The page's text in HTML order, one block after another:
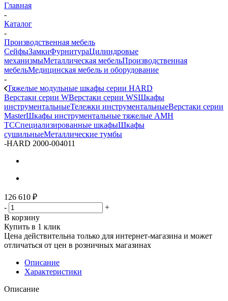
Главная
-
Каталог
-
Производственная мебель
СейфыЗамкиФурнитураЦилиндровые
механизмыМеталлическая мебельПроизводственная
мебельМедицинская мебель и оборудование
-
Тяжелые модульные шкафы серии HARD
Верстаки серии WВерстаки серии WSШкафы
инструментальныеТележки инструментальныеВерстаки серии
MasterШкафы инструментальные тяжелые AMH
TCCпециализированные шкафыШкафы
сушильныеМеталлические тумбы
-HARD 2000-004011
126 610 ₽
-
+
В корзину
Купить в 1 клик
Цена действительна только для интернет-магазина и может
отличаться от цен в розничных магазинах
Описание
Характеристики
Описание